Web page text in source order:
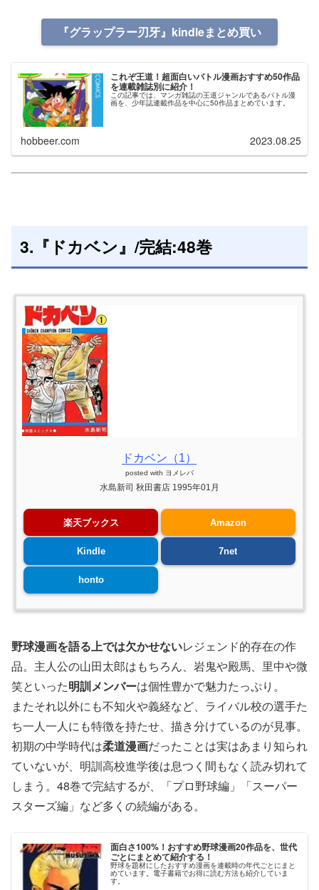
『グラップラー刃牙』kindleまとめ買い
これぞ王道！超面白いバトル漫画おすすめ50作品
を連載雑誌別に紹介！
この記事では、マンガ雑誌の王道ジャンルであるバトル漫
画を、少年誌連載作品を中心に50作品まとめています。
hobbeer.com 2023.08.25
3.『ドカベン』/完結:48巻
ドカベン（1）
posted with ヨメレバ
水島新司 秋田書店 1995年01月
楽天ブックス Amazon
Kindle 7net
honto
野球漫画を語る上では欠かせないレジェンド的存在の作
品。主人公の山田太郎はもちろん、岩鬼や殿馬、里中や微
笑といった明訓メンバーは個性豊かで魅力たっぷり。
またそれ以外にも不知火や義経など、ライバル校の選手た
ち一人一人にも特徴を持たせ、描き分けているのが見事。
初期の中学時代は柔道漫画だったことは実はあまり知られ
ていないが、明訓高校進学後は息つく間もなく読み切れて
しまう。48巻で完結するが、「プロ野球編」「スーパー
スターズ編」など多くの続編がある。
面白さ100%！おすすめ野球漫画20作品を、世代
ごとにまとめて紹介する！
野球を題材にしたおすすめ漫画を連載時の年代ごとにまと
めています。電子書籍でお得に読む方法も紹介していま
す。